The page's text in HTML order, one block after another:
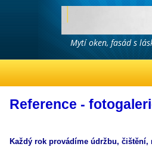
Mytí oken, fasád s
Reference -
Každý rok provádíme údržbu,